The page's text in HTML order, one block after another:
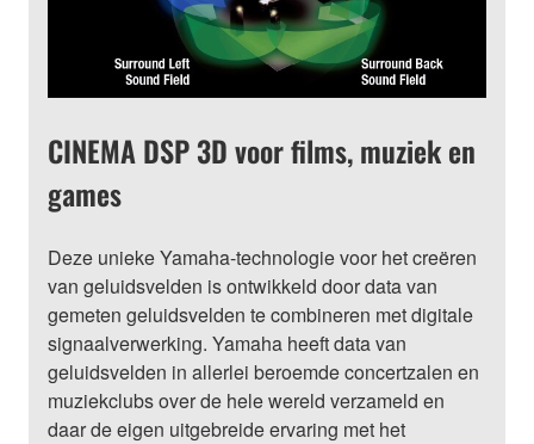
CINEMA DSP 3D voor films, muziek en
games
Deze unieke Yamaha-technologie voor het creëren
van geluidsvelden is ontwikkeld door data van
gemeten geluidsvelden te combineren met digitale
signaalverwerking. Yamaha heeft data van
geluidsvelden in allerlei beroemde concertzalen en
muziekclubs over de hele wereld verzameld en
daar de eigen uitgebreide ervaring met het